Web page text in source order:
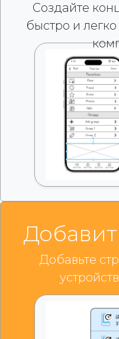
Создайте
быстро и
Добавьте